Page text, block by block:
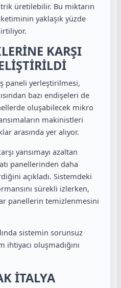
üretilebilir. Bu miktarın
yaklaşık yüzde
KARŞI
paneli yerleştirilmesi,
bazı endişeleri de
oluşabilecek mikro
makinistleri
arasında yer alıyor.
yansımayı azaltan
panellerinden daha
açıkladı. Sistemdeki
sürekli izlerken,
panellerin temizlenmesini
sistemin sorunsuz
ihtiyacı oluşmadığını
İTALYA